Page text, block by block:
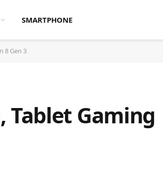
SMARTPHONE
8 Gen 3
Tablet Gaming